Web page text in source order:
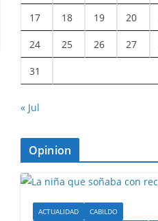
17 18 19 20
24 25 26 27
31
« Jul
Opinion
ACTUALIDAD CABILDO